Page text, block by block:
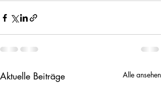
Aktuelle Beiträge Alle ansehen